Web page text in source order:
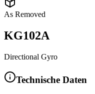
As Removed
KG102A
Directional Gyro
Technische Daten